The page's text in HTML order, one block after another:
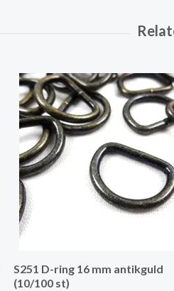
S251 D-ring 16 mm antikguld
(10/100 st)